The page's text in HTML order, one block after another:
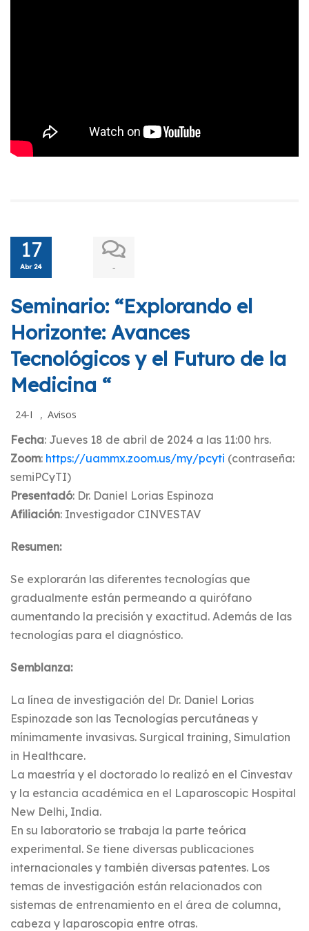
17
Abr 24 -
Seminario: “Explorando el
Horizonte: Avances
Tecnológicos y el Futuro de la
Medicina “
24-I , Avisos
Fecha: Jueves 18 de abril de 2024 a las 11:00 hrs.
Zoom: https://uammx.zoom.us/my/pcyti (contraseña:
semiPCyTI)
Presentadó: Dr. Daniel Lorias Espinoza
Afiliación: Investigador CINVESTAV
Resumen:
Se explorarán las diferentes tecnologías que
gradualmente están permeando a quirófano
aumentando la precisión y exactitud. Además de las
tecnologías para el diagnóstico.
Semblanza:
La línea de investigación del Dr. Daniel Lorias
Espinozade son las Tecnologías percutáneas y
mínimamente invasivas. Surgical training, Simulation
in Healthcare.
La maestría y el doctorado lo realizó en el Cinvestav
y la estancia académica en el Laparoscopic Hospital
New Delhi, India.
En su laboratorio se trabaja la parte teórica
experimental. Se tiene diversas publicaciones
internacionales y también diversas patentes. Los
temas de investigación están relacionados con
sistemas de entrenamiento en el área de columna,
cabeza y laparoscopia entre otras.